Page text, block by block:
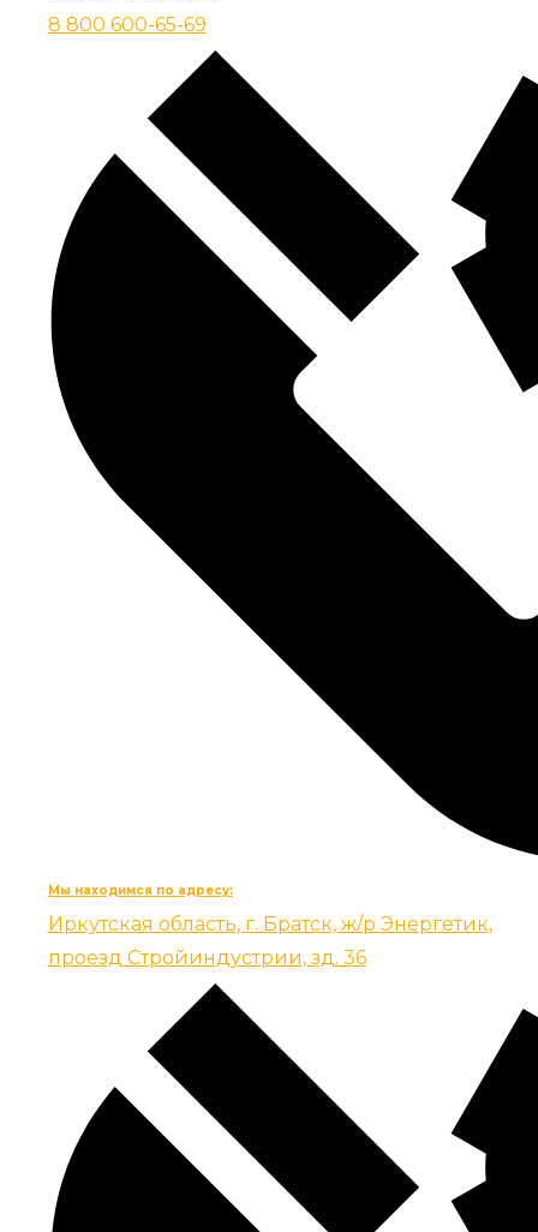
8 800 600-65-69
Мы находимся по адресу:
Иркутская область, г. Братск, ж/р Энергетик,
проезд Стройиндустрии, зд. 36